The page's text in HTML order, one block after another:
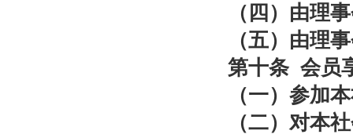
（四）由理事
（五）由理事
第十条 会员
（一）参加本
（二）对本社